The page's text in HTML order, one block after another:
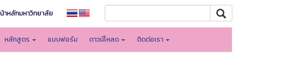
าหลักมหาวิทยาลัย
หลักสูตร แบบฟอร์ม ดาวน์โหลด ติดต่อเรา